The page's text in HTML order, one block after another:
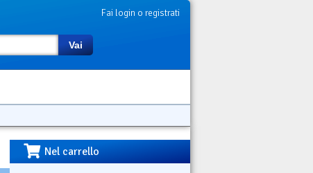
Fai login o registrati
Vai
Nel carrello